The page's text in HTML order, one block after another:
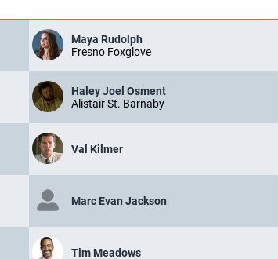
Maya Rudolph
Fresno Foxglove
Haley Joel Osment
Alistair St. Barnaby
Val Kilmer
Marc Evan Jackson
Tim Meadows